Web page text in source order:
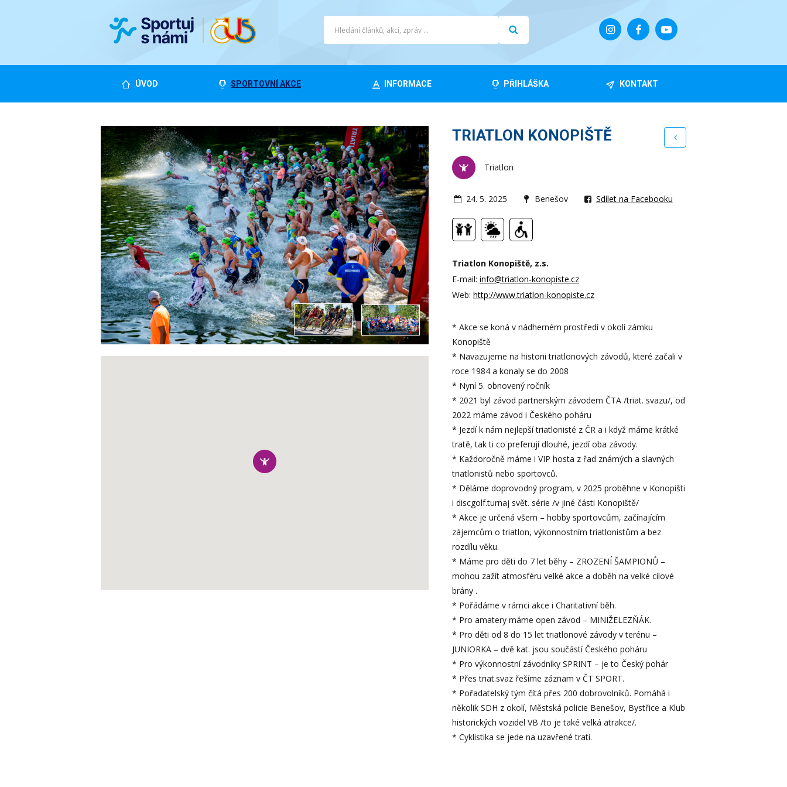
ÚVOD SPORTOVNÍ AKCE INFORMACE PŘIHLÁŠKA KONTAKT
TRIATLON KONOPIŠTĚ
Triatlon
24. 5. 2025 Benešov Sdílet na Facebooku
Triatlon Konopiště, z.s.
E-mail: info@triatlon-konopiste.cz
Web: http://www.triatlon-konopiste.cz
* Akce se koná v nádherném prostředí v okolí zámku
Konopiště
* Navazujeme na historii triatlonových závodů, které začali v
roce 1984 a konaly se do 2008
* Nyní 5. obnovený ročník
* 2021 byl závod partnerským závodem ČTA /triat. svazu/, od
2022 máme závod i Českého poháru
* Jezdí k nám nejlepší triatlonisté z ČR a i když máme krátké
tratě, tak ti co preferují dlouhé, jezdí oba závody.
* Každoročně máme i VIP hosta z řad známých a slavných
triatlonistů nebo sportovců.
* Děláme doprovodný program, v 2025 proběhne v Konopišti
i discgolf.turnaj svět. série /v jiné části Konopiště/
* Akce je určená všem – hobby sportovcům, začínajícím
zájemcům o triatlon, výkonnostním triatlonistům a bez
rozdílu věku.
* Máme pro děti do 7 let běhy – ZROZENÍ ŠAMPIONŮ –
mohou zažít atmosféru velké akce a doběh na velké cílové
brány .
* Pořádáme v rámci akce i Charitativní běh.
* Pro amatery máme open závod – MINIŽELEZŇÁK.
* Pro děti od 8 do 15 let triatlonové závody v terénu –
JUNIORKA – dvě kat. jsou součástí Českého poháru
* Pro výkonnostní závodníky SPRINT – je to Český pohár
* Přes triat.svaz řešíme záznam v ČT SPORT.
* Pořadatelský tým čítá přes 200 dobrovolníků. Pomáhá i
několik SDH z okolí, Městská policie Benešov, Bystřice a Klub
historických vozidel VB /to je také velká atrakce/.
* Cyklistika se jede na uzavřené trati.